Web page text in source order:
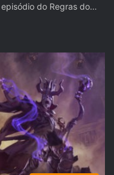
do Regras do…